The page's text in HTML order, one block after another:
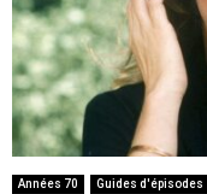
Années 70 Guides d'épisodes